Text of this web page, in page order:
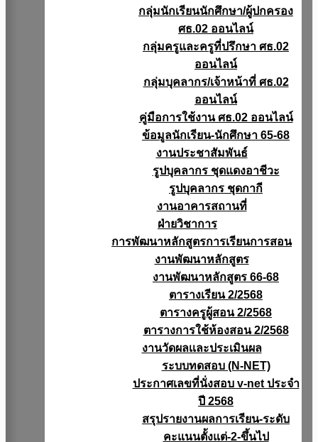
กลุ่มนักเรียนนักศึกษา/ผู้ปกครอง
ศธ.02 ออนไลน์
กลุ่มครูและครูที่ปรึกษา ศธ.02
ออนไลน์
กลุ่มบุคลากร/เจ้าหน้าที่ ศธ.02
ออนไลน์
คู่มือการใช้งาน ศธ.02 ออนไลน์
ข้อมูลนักเรียน-นักศึกษา 65-68
งานประชาสัมพันธ์
รูปบุคลากร ชุดแดงอาชีวะ
รูปบุคลากร ชุดกากี
งานอาคารสถานที่
ฝ่ายวิชาการ
การพัฒนาหลักสูตรการเรียนการสอน
งานพัฒนาหลักสูตร
งานพัฒนาหลักสูตร 66-68
ตารางเรียน 2/2568
ตารางครูผู้สอน 2/2568
ตารางการใช้ห้องสอน 2/2568
งานวัดผลเเละประเมินผล
ระบบทดสอบ (N-NET)
ประกาศเลขที่นั่งสอบ v-net ประจำ
ปี 2568
สรุปรายงานผลการเรียน-ระดับ
คะแนนตั้งแต่-2-ขึ้นไป